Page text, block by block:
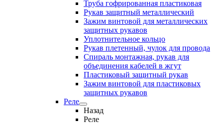
Труба гофрированная пластиковая
Рукав защитный металлический
Зажим винтовой для металлических
защитных рукавов
Уплотнительное кольцо
Рукав плетенный, чулок для провода
Спираль монтажная, рукав для
объединения кабелей в жгут
Пластиковый защитный рукав
Зажим винтовой для пластиковых
защитных рукавов
Реле
Назад
Реле